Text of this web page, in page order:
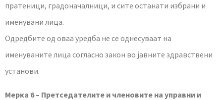
пратеници, градоначалници, и сите останати избрани и
именувани лица.
Одредбите од оваа уредба не се однесуваат на
именуваните лица согласно закон во јавните здравствени
установи.
Мерка 6 – Претседателите и членовите на управни и